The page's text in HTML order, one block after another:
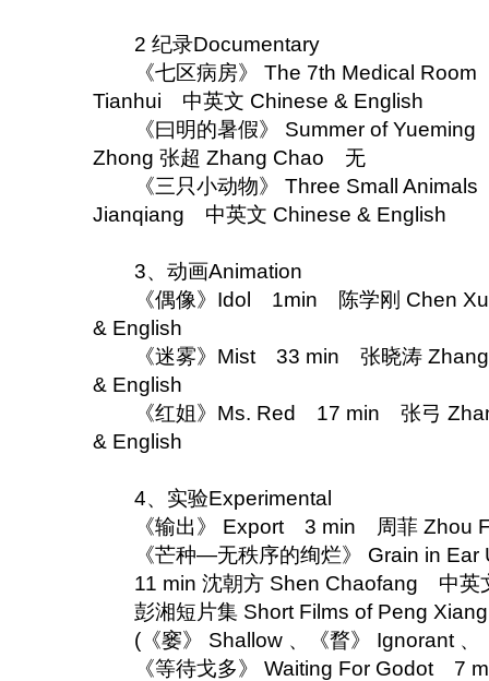
2 纪录Documentary
《七区病房》 The 7th Medical
Tianhui 中英文 Chinese & English
《曰明的暑假》 Summer of
Zhong 张超 Zhang Chao 无
《三只小动物》 Three Small
Jianqiang 中英文 Chinese & English
3、动画Animation
《偶像》Idol 1min 陈学刚 Chen
& English
《迷雾》Mist 33 min 张晓涛 Zhang
& English
《红姐》Ms. Red 17 min 张弓
& English
4、实验Experimental
《输出》 Export 3 min 周菲 Zhou
《芒种—无秩序的绚烂》 Grain in Ear
11 min 沈朝方 Shen Chaofang 中英
彭湘短片集 Short Films of Peng
(《窭》 Shallow 、《瞀》 Ignorant 、
《等待戈多》 Waiting For Godot 7